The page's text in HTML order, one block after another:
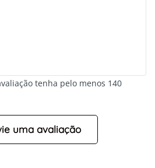
tenha pelo menos 140